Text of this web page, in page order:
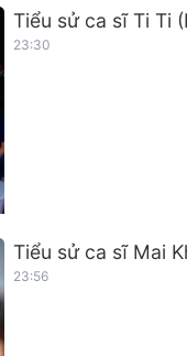
Tiểu sử ca sĩ Ti Ti
23:30
Tiểu sử ca sĩ Mai
23:56